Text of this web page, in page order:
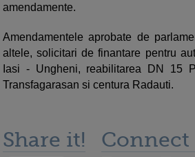
amendamente.
Amendamentele aprobate de
altele, solicitari de finantare pentru
Iasi - Ungheni, reabilitarea DN 15
Transfagarasan si centura Radauti.
Share it! Connect